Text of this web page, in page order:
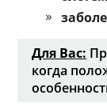
Для Вас:
когда